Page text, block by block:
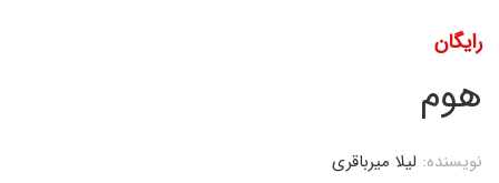
رایگان
هوم
نویسنده: لیلا میرباقری